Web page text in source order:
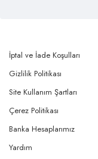
İptal ve İade Koşulları
Gizlilik Politikası
Site Kullanım Şartları
Çerez Politikası
Banka Hesaplarımız
Yardım